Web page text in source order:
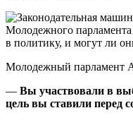
Молодежный парламент
— Вы участвовали в
цель вы ставили перед